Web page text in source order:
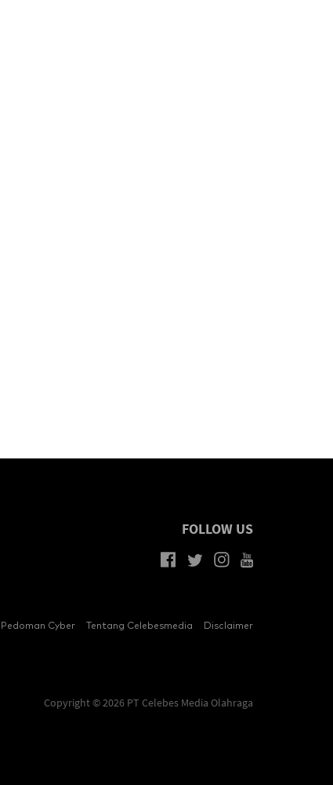
FOLLOW US
Pedoman Cyber Tentang Celebesmedia Disclaimer
Copyright © 2026 PT Celebes Media Olahraga